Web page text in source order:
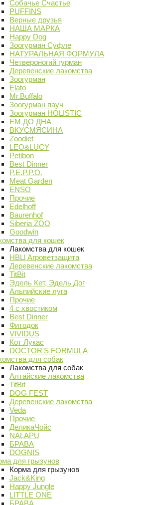
Собачье Счастье
PUFFINS
Верные друзья
НАША МАРКА
Happy Dog
Зоогурман Суфле
НАТУРАЛЬНАЯ ФОРМУЛА
Четвероногий гурман
Деревенские лакомства
Зоогурман
Elato
Mr.Buffalo
Зоогурман пауч
Зоогурман HOLISTIC
ЕМ ДО ДНА
ВКУСМЯСИНА
Zoodiet
LEO&LUCY
Petibon
Best Dinner
P.E.P.P.O.
Meat Garden
ENSO
Прочие
Edelhoff
Baurenhof
Siberia ZOO
Goodwin
для кошек
Лакомства для кошек
НВЦ Агроветзащита
Деревенские лакомства
TitBit
Эдель Кет, Эдель Дог
Альпийские луга
Прочие
4 с хвостиком
Best Dinner
Фитодок
VIVIDUS
Кот Лукас
DOCTOR'S FORMULA
для собак
Лакомства для собак
Алтайские лакомства
TitBit
DOG FEST
Деревенские лакомства
Veda
Прочие
ДеликаЧойс
NALAPU
БРАВА
DOGNIS
для грызунов
Корма для грызунов
Jack&King
Happy Jungle
LITTLE ONE
БРАВА